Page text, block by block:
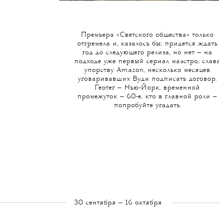
Премьера «Светского общества» только
отгремела и, казалось бы, придется ждать
год до следующего релиза, но нет — на
подходе уже первый сериал маэстро,
упорству Amazon, несколько месяцев
уговаривавших Вуди подписать договор.
Геотег — Нью-Йорк, временной
промежуток — 60-е, кто в главной роли —
попробуйте угадать.
30 сентября — 16 октября